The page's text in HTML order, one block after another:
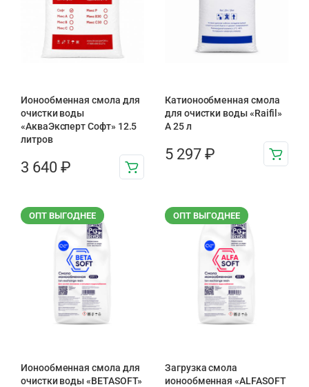
Ионообменная смола для
очистки воды
«АкваЭксперт Софт» 12.5
литров
3 640 ₽
Катионообменная смола
для очистки воды «Raifil»
A 25 л
5 297 ₽
ОПТ ВЫГОДНЕЕ
Ионообменная смола для
очистки воды «BETASOFT»
ОПТ ВЫГОДНЕЕ
Загрузка смола
ионообменная «ALFASOFT